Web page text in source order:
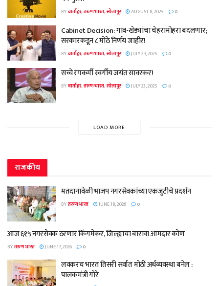
BYवार्ताहर, तरुण भारत, सोलापूर AUGUST 8, 2025 0
Cabinet Decision: गाव-खेड्यांचा चेहरामोहरा बदलणार;
सरकारकडून ८ मोठे निर्णय जाहीर!
BYवार्ताहर, तरुण भारत, सोलापूर JULY 29, 2025 0
सच्चे रंगकर्मी स्वर्गीय जयंत सावरकर!
BYवार्ताहर, तरुण भारत, सोलापूर JULY 23, 2025 0
LOAD MORE
राजकीय
मतदानावेळी भाजप नगरसेवकांच्या एकजुटीचे प्रदर्शन
BYतरुण भारत JUNE 18, 2026 0
आज ६१५ नगरसेवक ठरणार किंगमेकर, जिल्ह्याचा बारावा आमदार कोण
BYतरुण भारत JUNE 17, 2026 0
लवकरच भारत तिसरी सर्वात मोठी अर्थव्यवस्था बनेल :
पालकमंत्री गोरे